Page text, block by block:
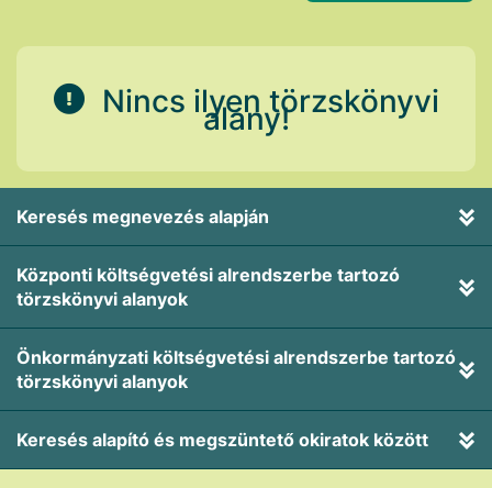
Nincs ilyen törzskönyvi
alany!
Keresés megnevezés alapján
Központi költségvetési alrendszerbe tartozó
törzskönyvi alanyok
Önkormányzati költségvetési alrendszerbe tartozó
törzskönyvi alanyok
Keresés alapító és megszüntető okiratok között